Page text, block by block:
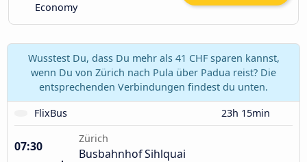
Economy
Wusstest Du, dass Du mehr als 41 CHF sparen kannst,
wenn Du von Zürich nach Pula über Padua reist? Die
entsprechenden Verbindungen findest du unten.
FlixBus
23h 15min
07:30
Zürich
Busbahnhof Sihlquai